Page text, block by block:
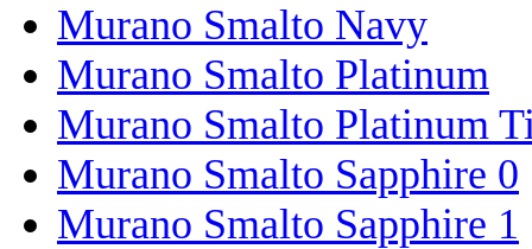
Murano Smalto Navy
Murano Smalto Platinum
Murano Smalto Platinum
Murano Smalto Sapphire 0
Murano Smalto Sapphire 1